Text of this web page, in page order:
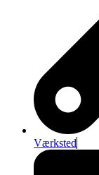
Værksted